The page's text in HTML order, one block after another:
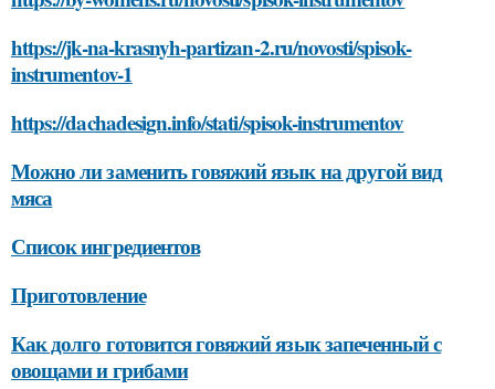
https://jk-na-krasnyh-partizan-2.ru/novosti/spisok-
instrumentov-1
https://dachadesign.info/stati/spisok-instrumentov
Можно ли заменить говяжий язык на другой вид
мяса
Список ингредиентов
Приготовление
Как долго готовится говяжий язык запеченный с
овощами и грибами